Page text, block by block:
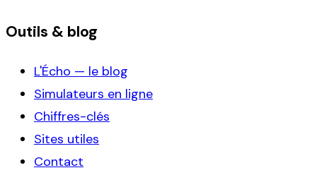
Outils & blog
L'Écho — le blog
Simulateurs en ligne
Chiffres-clés
Sites utiles
Contact